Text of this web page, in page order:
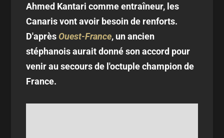
Ahmed Kantari comme entraîneur, les
Canaris vont avoir besoin de renforts.
D'après Ouest-France, un ancien
stéphanois aurait donné son accord pour
venir au secours de l'octuple champion de
France.